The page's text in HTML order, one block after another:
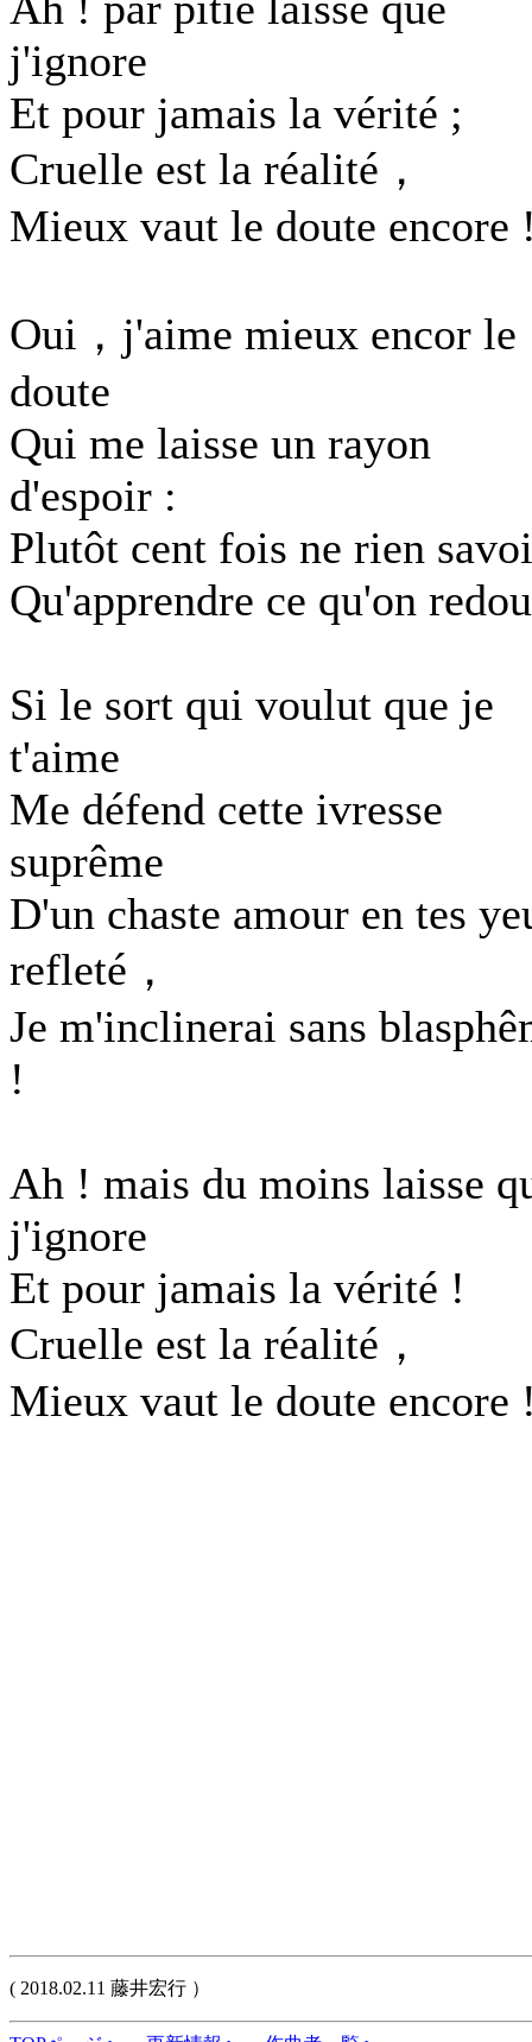
j'ignore
Et pour jamais la vérité ;
Cruelle est la réalité，
Mieux vaut le doute encore
Oui，j'aime mieux encor le
doute
Qui me laisse un rayon
d'espoir :
Plutôt cent fois ne rien
Qu'apprendre ce qu'on
Si le sort qui voulut que je
t'aime
Me défend cette ivresse
suprême
D'un chaste amour en tes
refleté，
Je m'inclinerai sans
!
Ah ! mais du moins laisse
j'ignore
Et pour jamais la vérité !
Cruelle est la réalité，
Mieux vaut le doute encore
( 2018.02.11 藤井宏行 ）